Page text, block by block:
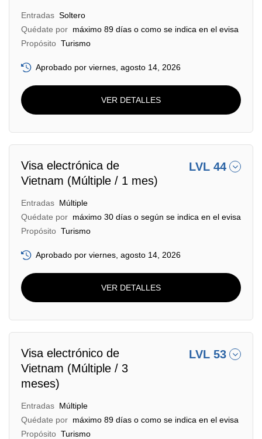
Entradas Soltero
Quédate por máximo 89 días o como se indica en el evisa
Propósito Turismo
Aprobado por viernes, agosto 14, 2026
VER DETALLES
Visa electrónica de
Vietnam (Múltiple / 1 mes)
LVL 44
Entradas Múltiple
Quédate por máximo 30 días o según se indica en el evisa
Propósito Turismo
Aprobado por viernes, agosto 14, 2026
VER DETALLES
Visa electrónico de
Vietnam (Múltiple / 3
meses)
LVL 53
Entradas Múltiple
Quédate por máximo 89 días o como se indica en el evisa
Propósito Turismo